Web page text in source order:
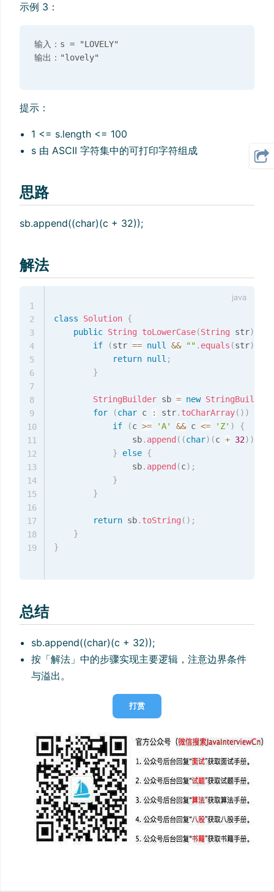
示例 3：
输入：s = "LOVELY"
提示：
1 <= s.length <= 100
s 由 ASCII 字符集中的可打印字符组成
思路
sb.append((char)(c + 32));
解法
class Solution {
public String toLowerCase(String str)
if
(str == null && "" . equals (str)
return null ;
}
StringBuilder sb = new StringBuilder
for
(char c : str. toCharArray( ) )
if
(c >= 'A' && c <= 'Z' )
{
                sb
. append ( (char) (c + 32) )
}
else {
                sb
. append (c) ;
}
}
return sb. toString ( ) ;
}
}
1
2
3
4
5
6
7
8
9
10
11
12
13
14
15
16
17
18
19
总结
sb.append((char)(c + 32));
按「解法」中的步骤实现主要逻辑，注意边界条件
与溢出。
打赏